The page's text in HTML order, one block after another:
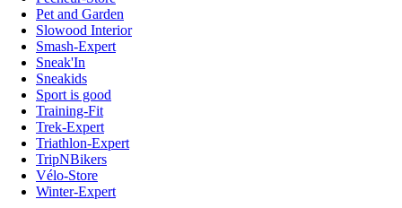
Pet and Garden
Slowood Interior
Smash-Expert
Sneak'In
Sneakids
Sport is good
Training-Fit
Trek-Expert
Triathlon-Expert
TripNBikers
Vélo-Store
Winter-Expert